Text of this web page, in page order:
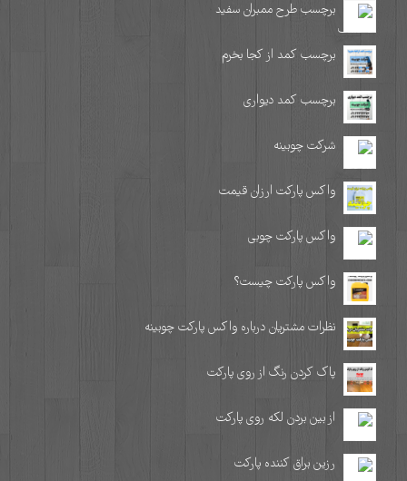
برچسب طرح ممبران سفید
برچسب کمد از کجا بخرم
برچسب کمد دیواری
شرکت چوبینه
واکس پارکت ارزان قیمت
واکس پارکت چوبی
واکس پارکت چیست؟
نظرات مشتریان درباره واکس پارکت چوبینه
پاک کردن رنگ از روی پارکت
از بین بردن لکه روی پارکت
رزین براق کننده پارکت